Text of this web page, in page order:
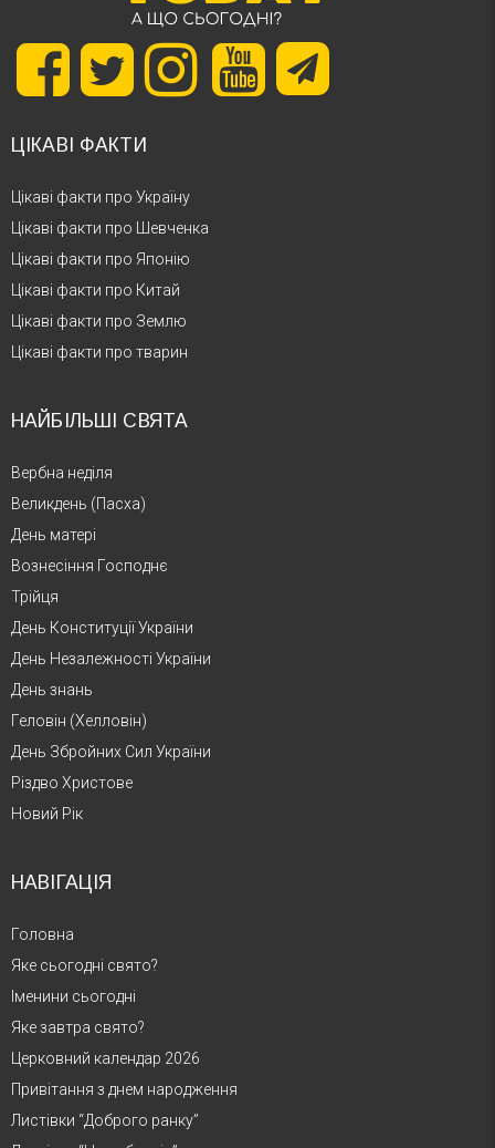
ЦІКАВІ ФАКТИ
Цікаві факти про Україну
Цікаві факти про Шевченка
Цікаві факти про Японію
Цікаві факти про Китай
Цікаві факти про Землю
Цікаві факти про тварин
НАЙБІЛЬШІ СВЯТА
Вербна неділя
Великдень (Пасха)
День матері
Вознесіння Господнє
Трійця
День Конституції України
День Незалежності України
День знань
Геловін (Хелловін)
День Збройних Сил України
Різдво Христове
Новий Рік
НАВІГАЦІЯ
Головна
Яке сьогодні свято?
Іменини сьогодні
Яке завтра свято?
Церковний календар 2026
Привітання з днем народження
Листівки “Доброго ранку”